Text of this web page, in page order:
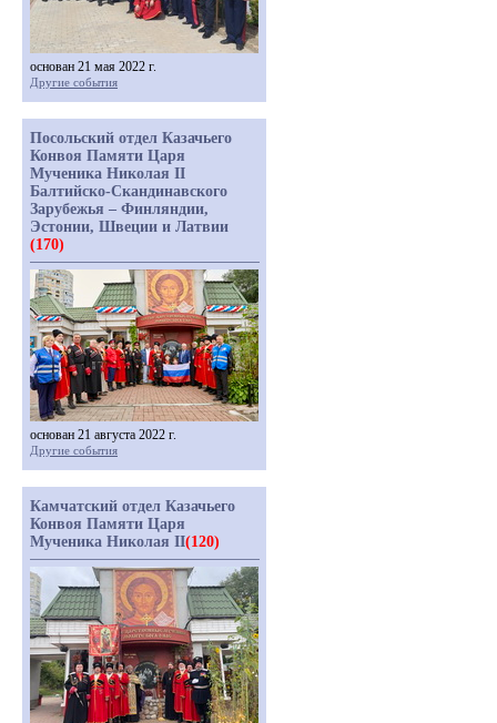
основан 21 мая 2022 г.
Другие события
Посольский отдел Казачьего
Конвоя Памяти Царя
Мученика Николая II
Балтийско-Скандинавского
Зарубежья – Финляндии,
Эстонии, Швеции и Латвии
(170)
основан 21 августа 2022 г.
Другие события
Камчатский отдел Казачьего
Конвоя Памяти Царя
Мученика Николая II(120)